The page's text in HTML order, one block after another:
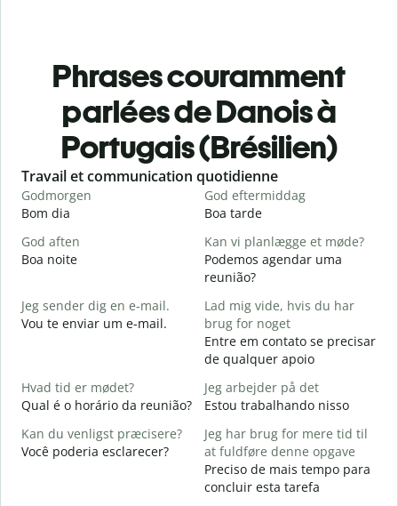
Phrases couramment
parlées de Danois à
Portugais (Brésilien)
Slide 1 of 6
Travail et communication quotidienne
Godmorgen
Bom dia
God eftermiddag
Boa tarde
God aften
Boa noite
Kan vi planlægge et møde?
Podemos agendar uma
reunião?
Jeg sender dig en e-mail.
Vou te enviar um e-mail.
Lad mig vide, hvis du har
brug for noget
Entre em contato se precisar
de qualquer apoio
Hvad tid er mødet?
Qual é o horário da reunião?
Jeg arbejder på det
Estou trabalhando nisso
Kan du venligst præcisere?
Você poderia esclarecer?
Jeg har brug for mere tid til
at fuldføre denne opgave
Preciso de mais tempo para
concluir esta tarefa